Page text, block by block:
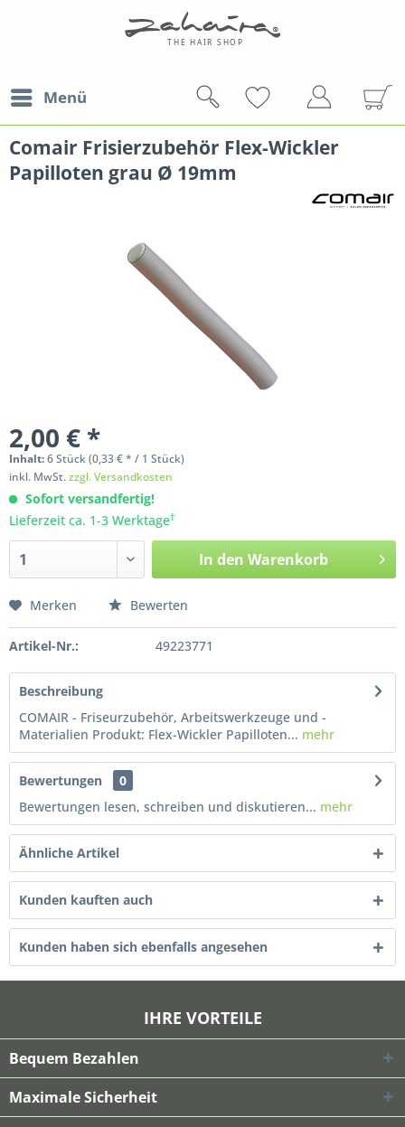
Menü
Comair Frisierzubehör Flex-Wickler
Papilloten grau Ø 19mm
2,00 € *
Inhalt:6Stück(0,33 € * / 1 Stück)
inkl. MwSt.zzgl. Versandkosten
Sofort versandfertig!
Lieferzeit ca. 1-3 Werktage†
In den Warenkorb
Merken Bewerten
Artikel-Nr.: 49223771
Beschreibung
COMAIR - Friseurzubehör, Arbeitswerkzeuge und -
Materialien Produkt: Flex-Wickler Papilloten... mehr
Bewertungen
0
Bewertungen lesen, schreiben und diskutieren... mehr
Ähnliche Artikel
Kunden kauften auch
Kunden haben sich ebenfalls angesehen
IHRE VORTEILE
Bequem Bezahlen
Maximale Sicherheit